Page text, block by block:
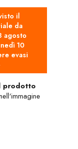
il
da
agosto
10
evasi
prodotto